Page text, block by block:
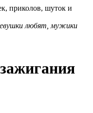
приколов, шуток и
любят, мужики